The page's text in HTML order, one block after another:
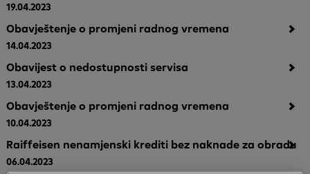
19.04.2023
Obavještenje o promjeni radnog vremena
14.04.2023
Obavijest o nedostupnosti servisa
13.04.2023
Obavještenje o promjeni radnog vremena
10.04.2023
Raiffeisen nenamjenski krediti bez naknade za obradu
06.04.2023